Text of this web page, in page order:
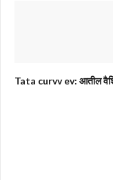
Tata curvv ev: आतील